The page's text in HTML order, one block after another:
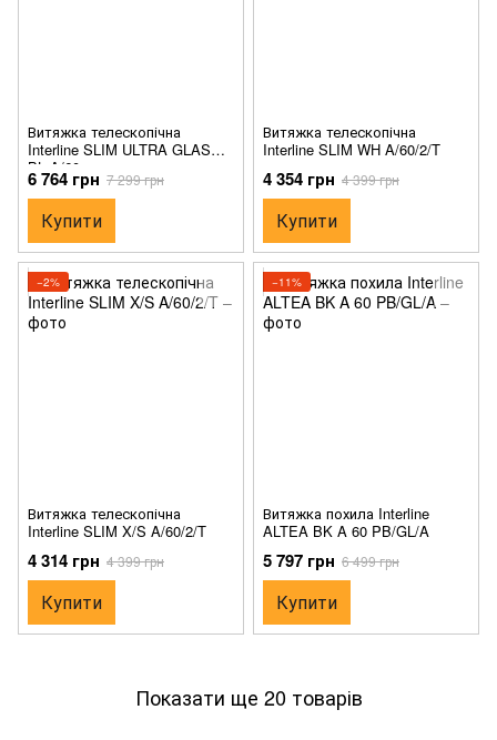
Витяжка телескопічна
Interline SLIM ULTRA GLASS
BL A/60
6 764 грн 7 299 грн
Купити
Витяжка телескопічна
Interline SLIM WH A/60/2/T
4 354 грн 4 399 грн
Купити
−2%
Витяжка телескопічна
Interline SLIM X/S A/60/2/T
4 314 грн 4 399 грн
Купити
−11%
Витяжка похила Interline
ALTEA BK A 60 PB/GL/A
5 797 грн 6 499 грн
Купити
Показати ще 20 товарів